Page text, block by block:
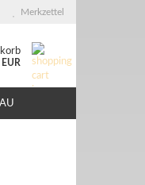
Merkzettel